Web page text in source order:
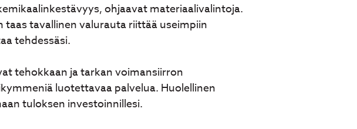
ohjaavat materiaalivalintoja.
tavallinen valurauta riittää useimpiin
tehdessäsi.
tehokkaan ja tarkan voimansiirron
luotettavaa palvelua. Huolellinen
tuloksen investoinnillesi.